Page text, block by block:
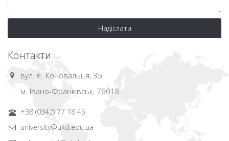
Надіслати
Контакти
вул. Є. Коновальця, 35
м. Івано-Франківськ, 76018
+38 (0342) 77 18 45
university@ukd.edu.ua